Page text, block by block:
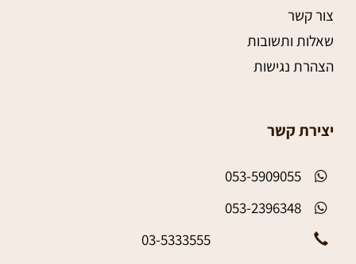
צור קשר
שאלות ותשובות
הצהרת נגישות
יצירת קשר
053-5909055
053-2396348
03-5333555